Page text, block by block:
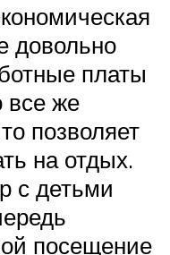
довольно
платы
все же
позволяет
на отдых.
с детьми
посещение